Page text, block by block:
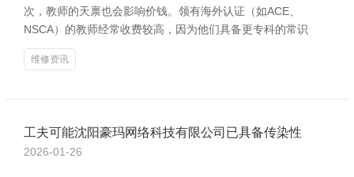
次，教师的天禀也会影响价钱。领有海外认证（如ACE、
NSCA）的教师经常收费较高，因为他们具备更专科的常识
维修资讯
工夫可能沈阳豪玛网络科技有限公司已具备传染性
2026-01-26